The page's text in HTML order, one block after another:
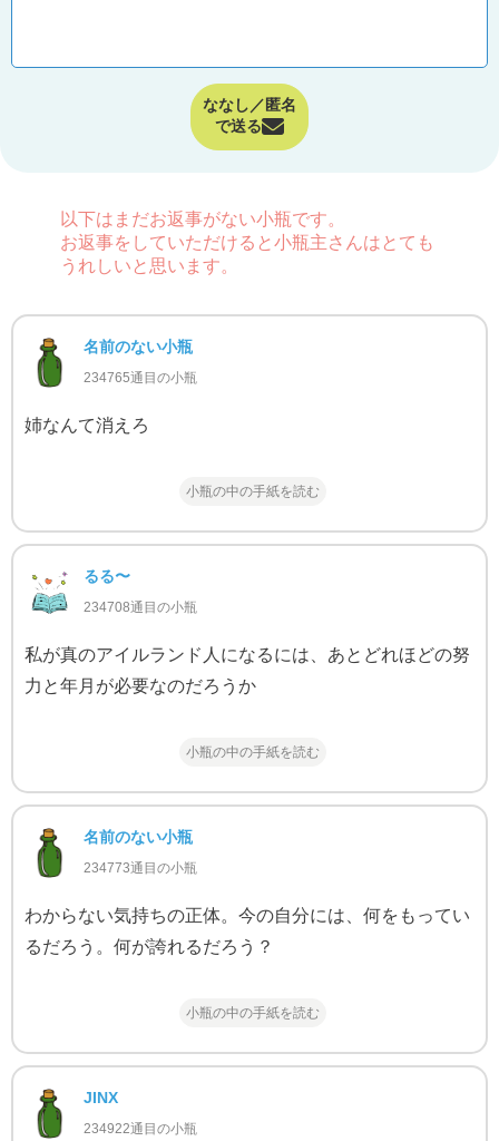
ななし／匿名
で送る
以下はまだお返事がない小瓶です。
お返事をしていただけると小瓶主さんはとても
うれしいと思います。
名前のない小瓶
234765通目の小瓶
姉なんて消えろ
小瓶の中の手紙を読む
るる〜
234708通目の小瓶
私が真のアイルランド人になるには、あとどれほどの努
力と年月が必要なのだろうか
小瓶の中の手紙を読む
名前のない小瓶
234773通目の小瓶
わからない気持ちの正体。今の自分には、何をもってい
るだろう。何が誇れるだろう？
小瓶の中の手紙を読む
JINX
234922通目の小瓶